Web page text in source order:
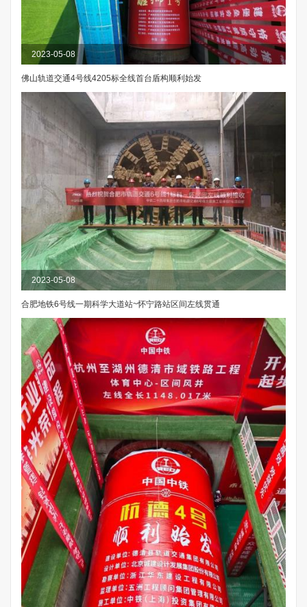
2023-05-08
佛山轨道交通4号线4205标全线首台盾构顺利始发
2023-05-08
合肥地铁6号线一期科学大道站~怀宁路站区间左线贯通